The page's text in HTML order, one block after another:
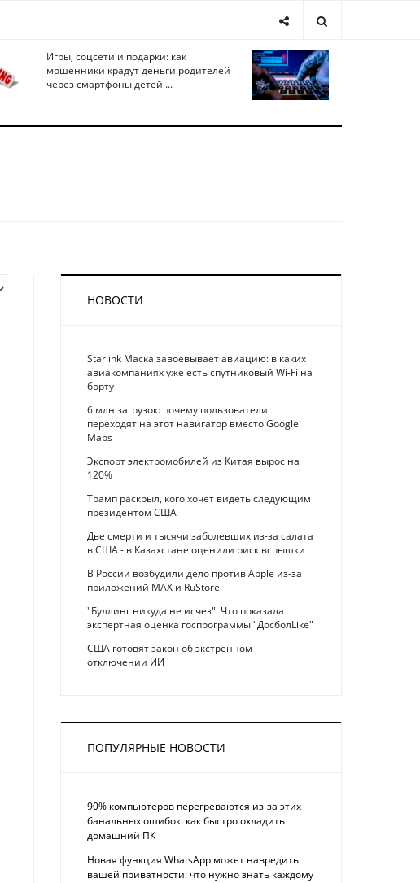
Игры, соцсети и подарки: как
мошенники крадут деньги родителей
через смартфоны детей ...
НОВОСТИ
Starlink Маска завоевывает авиацию: в каких
авиакомпаниях уже есть спутниковый Wi-Fi на
борту
6 млн загрузок: почему пользователи
переходят на этот навигатор вместо Google
Maps
Экспорт электромобилей из Китая вырос на
120%
Трамп раскрыл, кого хочет видеть следующим
президентом США
Две смерти и тысячи заболевших из-за салата
в США - в Казахстане оценили риск вспышки
В России возбудили дело против Apple из-за
приложений MAX и RuStore
"Буллинг никуда не исчез". Что показала
экспертная оценка госпрограммы "ДосболLike"
США готовят закон об экстренном
отключении ИИ
ПОПУЛЯРНЫЕ НОВОСТИ
90% компьютеров перегреваются из-за этих
банальных ошибок: как быстро охладить
домашний ПК
Новая функция WhatsApp может навредить
вашей приватности: что нужно знать каждому